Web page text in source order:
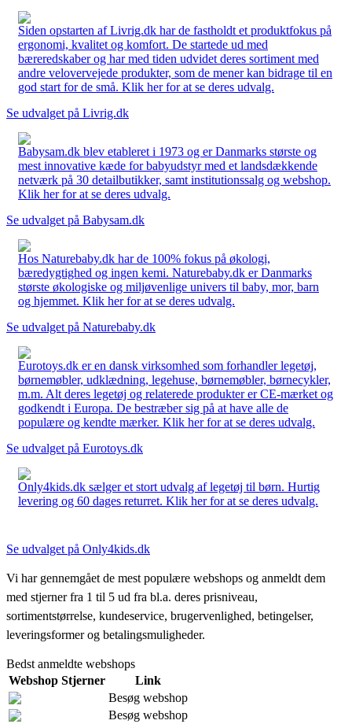
Siden opstarten af Livrig.dk har de fastholdt et produktfokus på
ergonomi, kvalitet og komfort. De startede ud med
bæreredskaber og har med tiden udvidet deres sortiment med
andre velovervejede produkter, som de mener kan bidrage til en
god start for de små. Klik her for at se deres udvalg.
Se udvalget på Livrig.dk
Babysam.dk blev etableret i 1973 og er Danmarks største og
mest innovative kæde for babyudstyr med et landsdækkende
netværk på 30 detailbutikker, samt institutionssalg og webshop.
Klik her for at se deres udvalg.
Se udvalget på Babysam.dk
Hos Naturebaby.dk har de 100% fokus på økologi,
bæredygtighed og ingen kemi. Naturebaby.dk er Danmarks
største økologiske og miljøvenlige univers til baby, mor, barn
og hjemmet. Klik her for at se deres udvalg.
Se udvalget på Naturebaby.dk
Eurotoys.dk er en dansk virksomhed som forhandler legetøj,
børnemøbler, udklædning, legehuse, børnemøbler, børnecykler,
m.m. Alt deres legetøj og relaterede produkter er CE-mærket og
godkendt i Europa. De bestræber sig på at have alle de
populære og kendte mærker. Klik her for at se deres udvalg.
Se udvalget på Eurotoys.dk
Only4kids.dk sælger et stort udvalg af legetøj til børn. Hurtig
levering og 60 dages returret. Klik her for at se deres udvalg.
Se udvalget på Only4kids.dk
Vi har gennemgået de mest populære webshops og anmeldt dem
med stjerner fra 1 til 5 ud fra bl.a. deres prisniveau,
sortimentstørrelse, kundeservice, brugervenlighed, betingelser,
leveringsformer og betalingsmuligheder.
Bedst anmeldte webshops
Webshop Stjerner
Link
Besøg webshop
Besøg webshop